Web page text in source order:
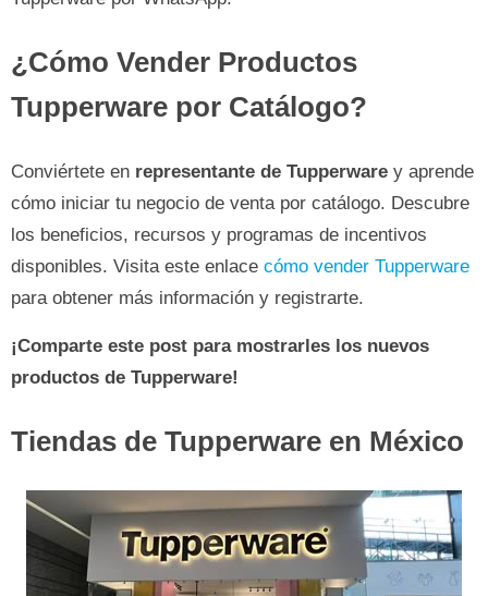
¿Cómo Vender Productos
Tupperware por Catálogo?
Conviértete en representante de Tupperware y aprende
cómo iniciar tu negocio de venta por catálogo. Descubre
los beneficios, recursos y programas de incentivos
disponibles. Visita este enlace cómo vender Tupperware
para obtener más información y registrarte.
¡Comparte este post para mostrarles los nuevos
productos de Tupperware!
Tiendas de Tupperware en México